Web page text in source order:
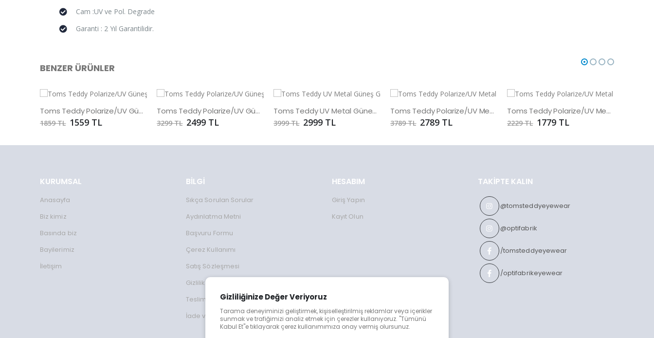
Gizliliğinize Değer Veriyoruz
Tarama deneyiminizi geliştirmek, kişiselleştirilmiş reklamlar veya içerikler
sunmak ve trafiğimizi analiz etmek için çerezler kullanıyoruz. "Tümünü
Kabul Et"e tıklayarak çerez kullanımımıza onay vermiş olursunuz.
Cam :UV ve Pol. Degrade
Garanti : 2 Yıl Garantilidir.
BENZER ÜRÜNLER
Toms Teddy Polarize/UV Güneş Gözlüğü
1859 TL 1559 TL
Toms Teddy Polarize/UV Güneş Gözlüğü
3299 TL 2499 TL
Toms Teddy UV Metal Güneş Gözlüğü
3999 TL 2999 TL
Toms Teddy Polarize/UV Metal Güneş Gözlüğü
3789 TL 2789 TL
Toms Teddy Polarize/UV Metal Güneş Gözlüğü
2229 TL 1779 TL
KURUMSAL
Anasayfa
Biz kimiz
Basında biz
Bayilerimiz
İletişim
BİLGİ
Sıkça Sorulan Sorular
Aydınlatma Metni
Başvuru Formu
Çerez Kullanımı
Satış Sözleşmesi
Gizlilik Koşulları
Teslimat Bilgileri
İade ve Değişim
HESABIM
Giriş Yapın
Kayıt Olun
TAKIPTE KALIN
@tomsteddyeyewear
@optifabrik
/tomsteddyeyewear
/optifabrikeyewear